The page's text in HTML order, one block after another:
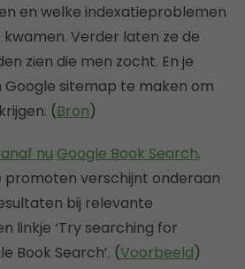
en welke indexatieproblemen
Verder laten ze de
zien die men zocht. En je
sitemap te maken om
(Bron)
nu Google Book Search.
promoten verschijnt onderaan
bij relevante
linkje ‘Try searching for
Book Search’. (Voorbeeld)